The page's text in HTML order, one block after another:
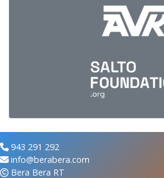
943 291 292
info@berabera.com
Bera Bera RT